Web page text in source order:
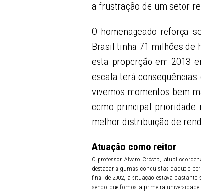
a frustração de um setor
O homenageado reforça
Brasil tinha 71 milhões de
esta proporção em 2013
escala terá
vivemos momentos bem
como principal prioridade
melhor distribuição de
Atuação como reitor
O professor Alvaro Crósta, atual
destacar algumas conquistas daquele
final de 2002, a situação estava bastante
sendo que fomos a primeira